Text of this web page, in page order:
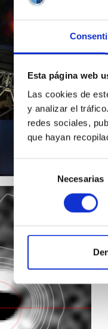
Esta página web
Las cookies de
y analizar el
redes sociales,
que hayan
de
consentimiento
Necesarias